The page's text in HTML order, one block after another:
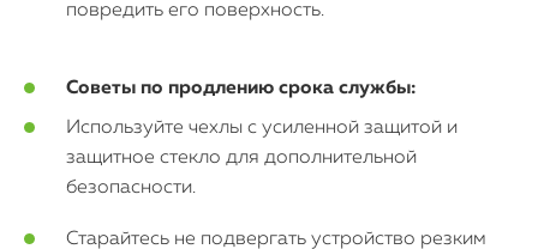
повредить его поверхность.
Советы по продлению срока службы:
Используйте чехлы с усиленной защитой и
защитное стекло для дополнительной
безопасности.
Старайтесь не подвергать устройство резким